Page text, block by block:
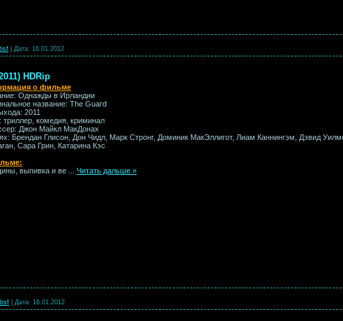
Дата: 16.01.2012
HDRip
о фильме
Однажды в Ирландии
название: The Guard
2011
комедия, криминал
Джон Майкл МакДонах
Брендан Глисон, Дон Чидл, Марк Стронг, Доминик МакЭллигот, Лиам Каннингэм, Дэвид
Сара Грин, Катарина Кэс
выпивка и ве
Читать дальше »
Дата: 16.01.2012